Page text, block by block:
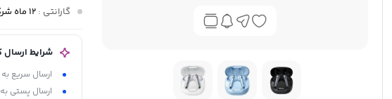
گارانتی : 12 ماه شرکتی
شرایط ارسال
ارسال سریع به مناطق 1
ارسال پستی